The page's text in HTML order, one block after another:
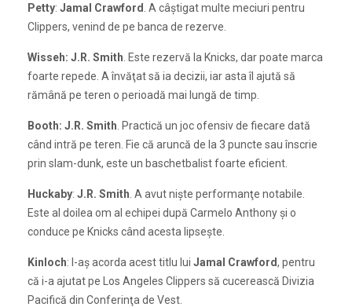
Petty: Jamal Crawford . A câştigat multe meciuri pentru
Clippers, venind de pe banca de rezerve.
Wisseh: J.R. Smith . Este rezervă la Knicks, dar poate marca
foarte repede. A învăţat să ia decizii, iar asta îl ajută să
rămână pe teren o perioadă mai lungă de timp.
Booth: J.R. Smith . Practică un joc ofensiv de fiecare dată
când intră pe teren. Fie că aruncă de la 3 puncte sau înscrie
prin slam-dunk, este un baschetbalist foarte eficient.
Huckaby: J.R. Smith . A avut nişte performanţe notabile.
Este al doilea om al echipei după Carmelo Anthony şi o
conduce pe Knicks când acesta lipseşte.
Kinloch: I-aş acorda acest titlu lui Jamal Crawford, pentru
că i-a ajutat pe Los Angeles Clippers să cucerească Divizia
Pacifică din Conferinţa de Vest.